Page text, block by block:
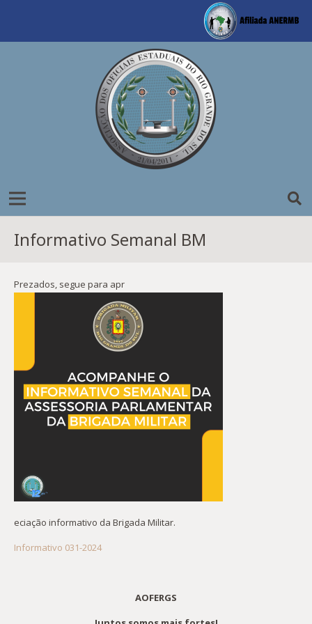
Informativo Semanal BM
Prezados, segue para apr
eciação informativo da Brigada Militar.
Informativo 031-2024
AOFERGS